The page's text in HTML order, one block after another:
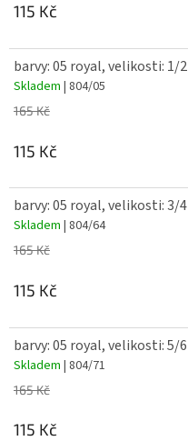
115 Kč
barvy: 05 royal, velikosti: 1/2
Skladem | 804/05
165 Kč
115 Kč
barvy: 05 royal, velikosti: 3/4
Skladem | 804/64
165 Kč
115 Kč
barvy: 05 royal, velikosti: 5/6
Skladem | 804/71
165 Kč
115 Kč